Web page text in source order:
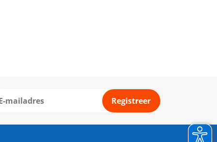
Registreer